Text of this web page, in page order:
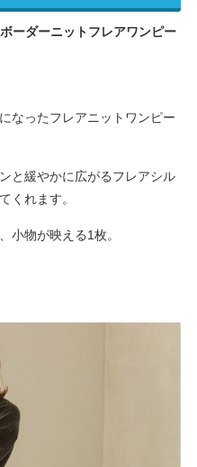
ーダーニットフレアワンピー
なったフレアニットワンピー
と緩やかに広がるフレアシル
くれます。
小物が映える1枚。